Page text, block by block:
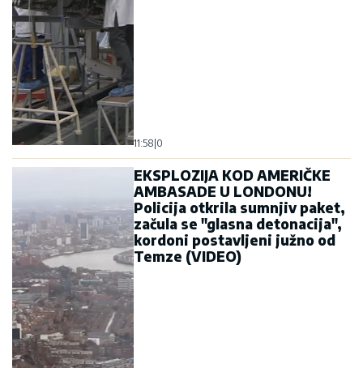
11:58|0
EKSPLOZIJA KOD AMERIČKE
AMBASADE U LONDONU!
Policija otkrila sumnjiv paket,
začula se "glasna detonacija",
kordoni postavljeni južno od
Temze (VIDEO)